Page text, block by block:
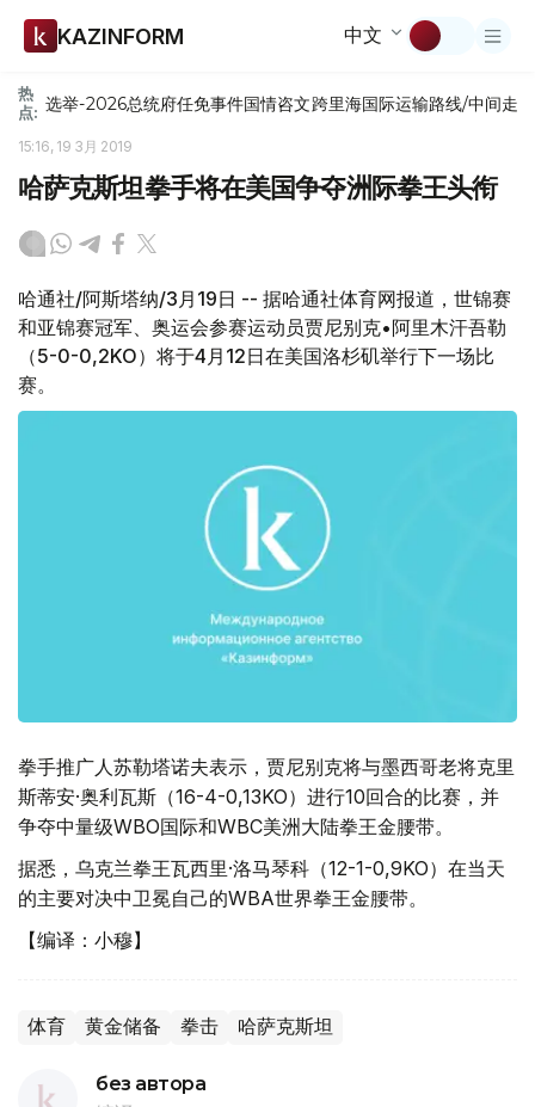
KAZINFORM 中文
热
点: 选举-2026总统府任免事件国情咨文跨里海国际运输路线/中间走廊
15:16, 19 3月 2019
哈萨克斯坦拳手将在美国争夺洲际拳王头衔
哈通社/阿斯塔纳/3月19日 -- 据哈通社体育网报道，世锦赛
和亚锦赛冠军、奥运会参赛运动员贾尼别克•阿里木汗吾勒
（5-0-0,2KO）将于4月12日在美国洛杉矶举行下一场比
赛。
拳手推广人苏勒塔诺夫表示，贾尼别克将与墨西哥老将克里
斯蒂安·奥利瓦斯（16-4-0,13KO）进行10回合的比赛，并
争夺中量级WBO国际和WBC美洲大陆拳王金腰带。
据悉，乌克兰拳王瓦西里·洛马琴科（12-1-0,9KO）在当天
的主要对决中卫冕自己的WBA世界拳王金腰带。
【编译：小穆】
体育 黄金储备 拳击 哈萨克斯坦
без автора